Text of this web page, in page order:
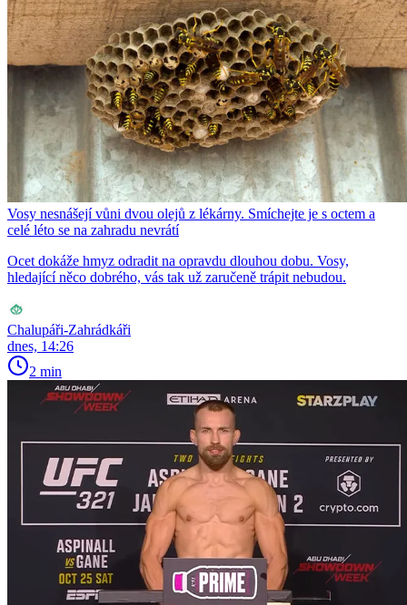
Vosy nesnášejí vůni dvou olejů z lékárny. Smíchejte je s octem a
celé léto se na zahradu nevrátí
Ocet dokáže hmyz odradit na opravdu dlouhou dobu. Vosy,
hledající něco dobrého, vás tak už zaručeně trápit nebudou.
Chalupáři-Zahrádkáři
dnes, 14:26
2 min